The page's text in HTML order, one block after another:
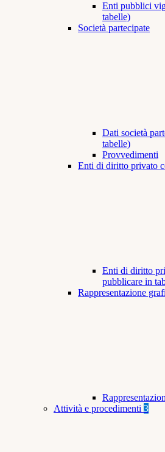
Enti pubblici
tabelle)
Società partecipate
Dati società
tabelle)
Provvedimenti
Enti di diritto privato
Enti di diritto
pubblicare in
Rappresentazione
Attività e procedimenti 3